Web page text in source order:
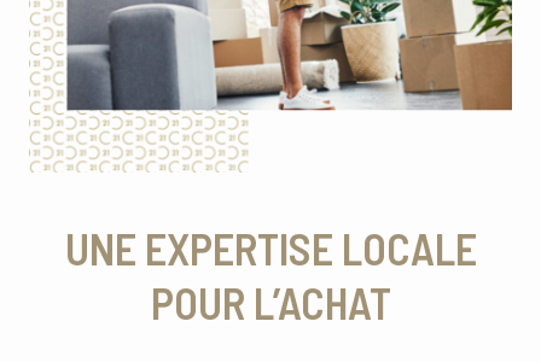
UNE EXPERTISE LOCALE
POUR L’ACHAT